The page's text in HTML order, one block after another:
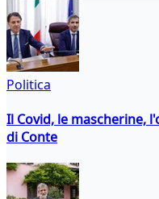
Politica
Il Covid, le mascherine,
di Conte